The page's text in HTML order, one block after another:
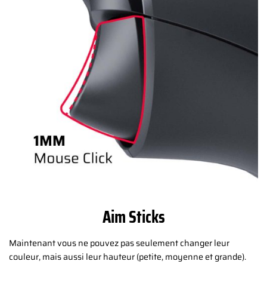
Aim Sticks
Maintenant vous ne pouvez pas seulement changer leur
couleur, mais aussi leur hauteur (petite, moyenne et grande).